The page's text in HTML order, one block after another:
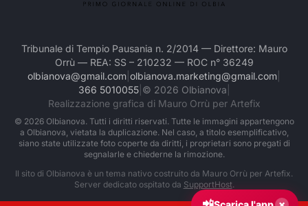
Tribunale di Tempio Pausania n. 2/2014 — Direttore: Mauro
Orrù — REA: SS – 210232 — ROC n° 36249
olbianova@gmail.com olbianova.marketing@gmail.com
366 5010055| © 2026 Olbianova
Realizzazione grafica di Mauro Orrù per Artefix
© 2026Olbianova. Tutti i diritti riservati. Tutte le immagini appartengono
a Olbianova, vietata la duplicazione. Nel caso, a titolo esemplificativo,
siano state utilizzate foto coperte da diritti, i proprietari sono pregati di
segnalarle e chiederne la rimozione.
Il sito di Olbianova è un tema nativo costruito da Mauro Orrù per Artefix.
Server dedicato ospitato da SupportHost.